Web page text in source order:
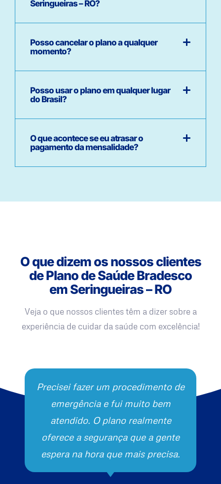
Seringueiras – RO?
Posso cancelar o plano a qualquer
momento?
Posso usar o plano em qualquer lugar
do Brasil?
O que acontece se eu atrasar o
pagamento da mensalidade?
O que dizem os nossos clientes
de Plano de Saúde Bradesco
em Seringueiras – RO
Veja o que nossos clientes têm a dizer sobre a
experiência de cuidar da saúde com excelência!
Precisei fazer um procedimento de
emergência e fui muito bem
atendido. O plano realmente
oferece a segurança que a gente
espera na hora que mais precisa.